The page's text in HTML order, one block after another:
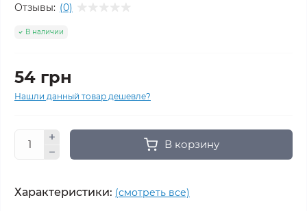
Отзывы: (0)
В наличии
54 грн
Нашли данный товар дешевле?
В корзину
Характеристики: (смотреть все)